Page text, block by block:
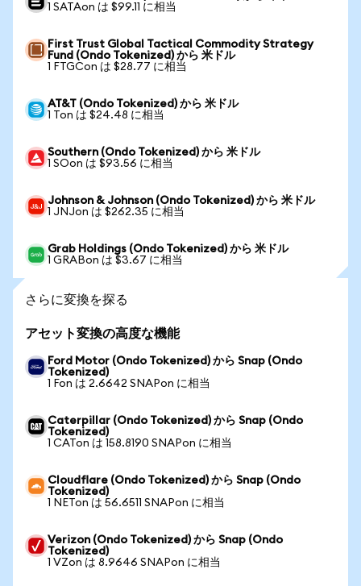
1 SATAon は $99.11 に相当
First Trust Global Tactical Commodity Strategy
Fund (Ondo Tokenized) から 米ドル
1 FTGCon は $28.77 に相当
AT&T (Ondo Tokenized) から 米ドル
1 Ton は $24.48 に相当
Southern (Ondo Tokenized) から 米ドル
1 SOon は $93.56 に相当
Johnson & Johnson (Ondo Tokenized) から 米ドル
1 JNJon は $262.35 に相当
Grab Holdings (Ondo Tokenized) から 米ドル
1 GRABon は $3.67 に相当
さらに変換を探る
アセット変換の高度な機能
Ford Motor (Ondo Tokenized) から Snap (Ondo
Tokenized)
1 Fon は 2.6642 SNAPon に相当
Caterpillar (Ondo Tokenized) から Snap (Ondo
Tokenized)
1 CATon は 158.8190 SNAPon に相当
Cloudflare (Ondo Tokenized) から Snap (Ondo
Tokenized)
1 NETon は 56.6511 SNAPon に相当
Verizon (Ondo Tokenized) から Snap (Ondo
Tokenized)
1 VZon は 8.9646 SNAPon に相当